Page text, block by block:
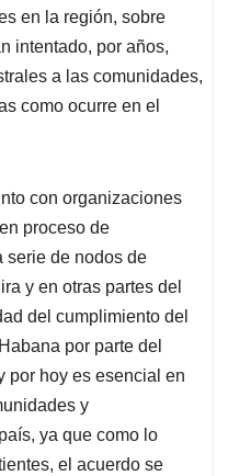
en la región, sobre
intentado, por años,
a las comunidades,
como ocurre en el
con organizaciones
proceso de
serie de nodos de
y en otras partes del
del cumplimiento del
por parte del
por hoy es esencial en
y
ya que como lo
el acuerdo se